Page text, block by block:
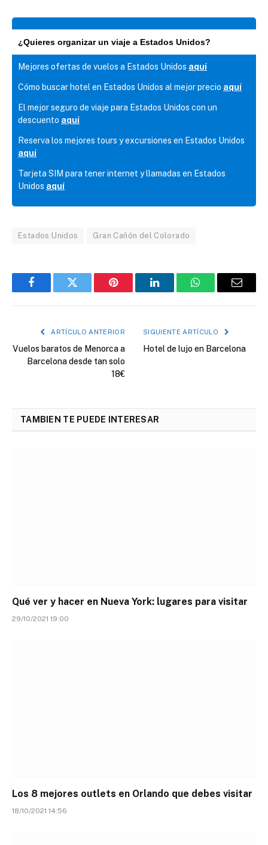
¿Quieres organizar un viaje a Estados Unidos?
Mejores ofertas de vuelos a Estados Unidos aquí
Cómo buscar hotel en Estados Unidos al mejor precio aquí
El mejor seguro de viaje para Estados Unidos con un
descuento aquí
Reserva los mejores tours y excursiones en Estados Unidos
aquí
Tarjeta SIM para tener internet y llamadas en Estados
Unidos aquí
Estados Unidos Gran Cañón del Colorado
FacebookTwitter Pinterest LinkedInWhatsAppCorreo
ARTÍCULO ANTERIOR
Vuelos baratos de Menorca a
Barcelona desde tan solo
18€
SIGUIENTE ARTÍCULO
Hotel de lujo en Barcelona
TAMBIEN TE PUEDE INTERESAR
Qué ver y hacer en Nueva York: lugares para visitar
29/10/2021 19:00
Los 8 mejores outlets en Orlando que debes visitar
18/10/2021 14:56